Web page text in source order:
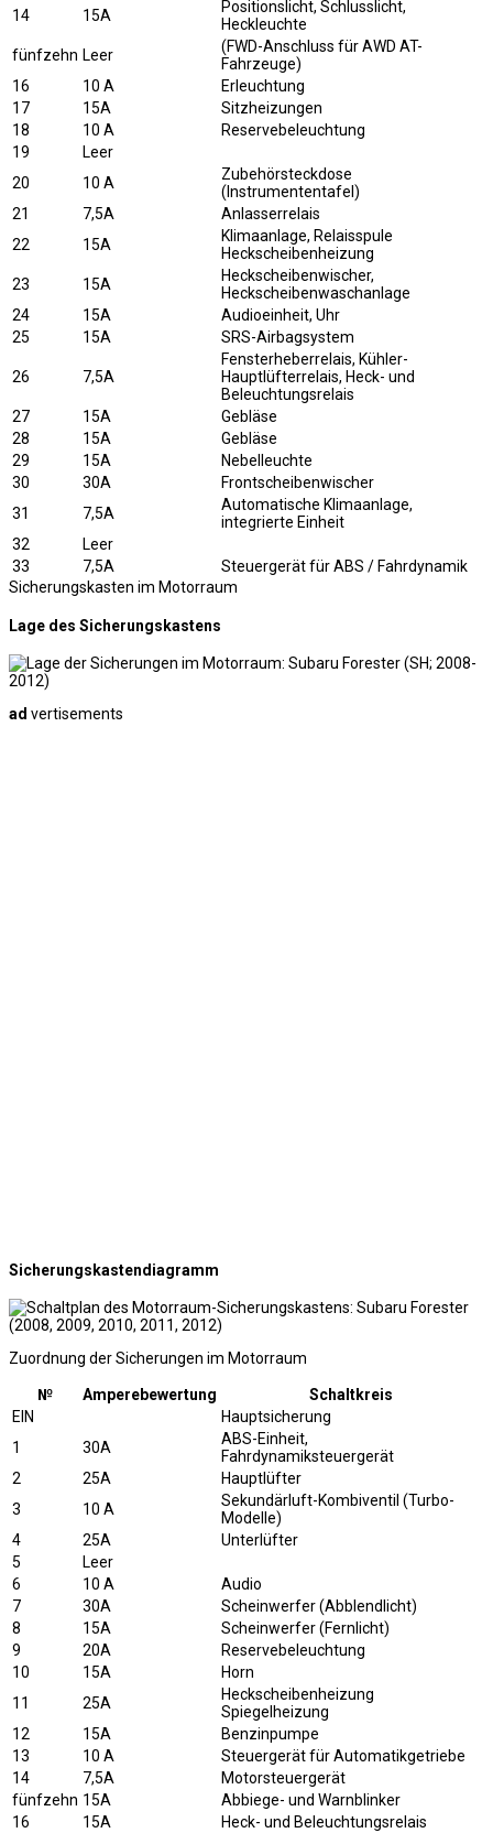
14 15A
Positionslicht, Schlusslicht,
Heckleuchte
fünfzehn Leer
(FWD-Anschluss für AWD AT-
Fahrzeuge)
16
10 A
Erleuchtung
17
15A
Sitzheizungen
18
10 A
Reservebeleuchtung
19
Leer
20
10 A
Zubehörsteckdose
(Instrumententafel)
21
7,5A
Anlasserrelais
22
15A
Klimaanlage, Relaisspule
Heckscheibenheizung
23
15A
Heckscheibenwischer,
Heckscheibenwaschanlage
24
15A
Audioeinheit, Uhr
25
15A SRS-Airbagsystem
26 7,5A
Fensterheberrelais, Kühler-
Hauptlüfterrelais, Heck- und
Beleuchtungsrelais
27
15A
Gebläse
28
15A
Gebläse
29
15A
Nebelleuchte
30
30A
Frontscheibenwischer
31
7,5A
Automatische Klimaanlage,
integrierte Einheit
32
Leer
33
7,5A
Steuergerät für ABS / Fahrdynamik
Sicherungskasten im Motorraum
Lage des Sicherungskastens
ad vertisements
Sicherungskastendiagramm
Zuordnung der Sicherungen im Motorraum
№ Amperebewertung
Schaltkreis
EIN
Hauptsicherung
1
30A
ABS-Einheit,
Fahrdynamiksteuergerät
2
25A
Hauptlüfter
3
10 A
Sekundärluft-Kombiventil (Turbo-
Modelle)
4
25A
Unterlüfter
5
Leer
6
10 A
Audio
7
30A
Scheinwerfer (Abblendlicht)
8
15A
Scheinwerfer (Fernlicht)
9
20A
Reservebeleuchtung
10
15A
Horn
11
25A
Heckscheibenheizung
Spiegelheizung
12
15A
Benzinpumpe
13
10 A
Steuergerät für Automatikgetriebe
14
7,5A
Motorsteuergerät
fünfzehn 15A
Abbiege- und Warnblinker
16
15A
Heck- und Beleuchtungsrelais